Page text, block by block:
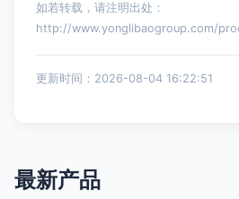
如若转载，请注明出处：
http://www.yonglibaogroup.com/
更新时间：2026-08-04 16:22:51
最新产品